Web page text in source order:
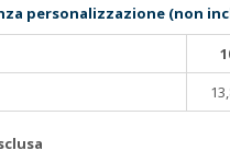
personalizzazione (non